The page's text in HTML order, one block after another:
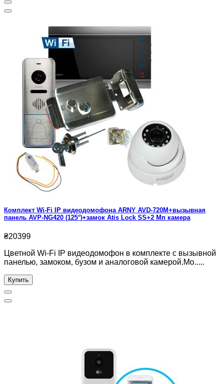
Комплект Wi-Fi IP видеодомофона ARNY AVD-720M+вызывная
панель AVP-NG420 (125°)+замок Atis Lock SS+2 Мп камера
₴20399
Цветной Wi-Fi IP видеодомофон в комплекте с вызывной
панелью, замоком, бузом и аналоговой камерой.Мо.....
Купить